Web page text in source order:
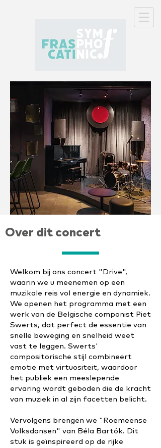
Over dit concert
Welkom bij ons concert "Drive",
waarin we u meenemen op een
muzikale reis vol energie en dynamiek.
We openen het programma met een
werk van de Belgische componist Piet
Swerts, dat perfect de essentie van
snelle beweging en snelheid weet
vast te leggen. Swerts'
compositorische stijl combineert
emotie met virtuositeit, waardoor
het publiek een meeslepende
ervaring wordt geboden die de kracht
van muziek in al zijn facetten belicht.
Vervolgens brengen we "Roemeense
Volksdansen" van Béla Bartók. Dit
stuk is geïnspireerd op de rijke